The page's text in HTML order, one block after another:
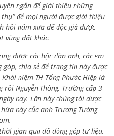
ngắn để giới thiệu những
để mọi người được giới thiệu
hồi năm xưa để độc giả được
vùng đất khác.
được các bậc đàn anh, các em
chia sẻ để trang tin này được
niệm TH Tống Phước Hiệp là
rồi Nguyễn Thông, Trường cấp 3
nay. Lần này chúng tôi được
này của anh Trương Tường
gian qua đã đóng góp tư liệu,